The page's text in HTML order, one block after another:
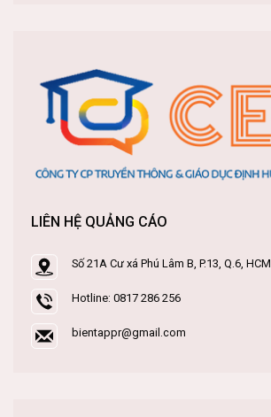
LIÊN HỆ QUẢNG CÁO
Số 21A Cư xá Phú Lâm B, P.13, Q.6, HCM
Hotline: 0817 286 256
bientappr@gmail.com